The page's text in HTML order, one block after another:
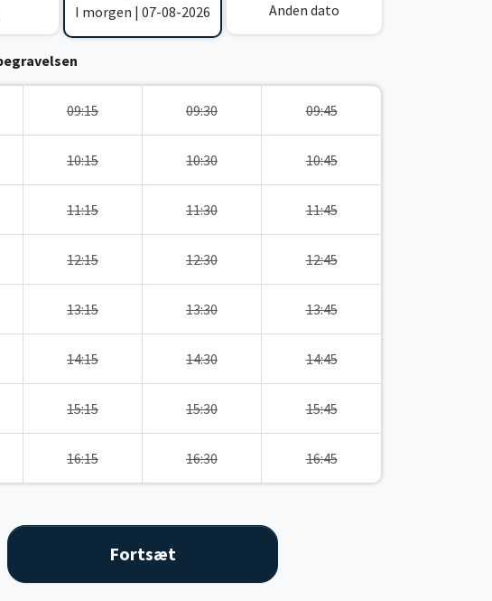
I morgen | 07-08-2026 Anden dato
09:15 09:30 09:45
10:15 10:30 10:45
11:15 11:30 11:45
12:15 12:30 12:45
13:15 13:30 13:45
14:15 14:30 14:45
15:15 15:30 15:45
16:15 16:30 16:45